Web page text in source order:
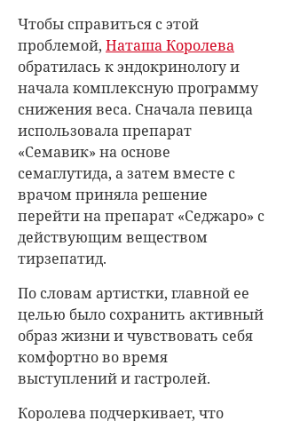
Чтобы справиться с этой
проблемой, Наташа Королева
обратилась к эндокринологу и
начала комплексную программу
снижения веса. Сначала певица
использовала препарат
«Семавик» на основе
семаглутида, а затем вместе с
врачом приняла решение
перейти на препарат «Седжаро» с
действующим веществом
тирзепатид.
По словам артистки, главной ее
целью было сохранить активный
образ жизни и чувствовать себя
комфортно во время
выступлений и гастролей.
Королева подчеркивает, что